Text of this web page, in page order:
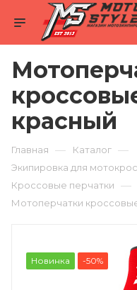
красный
Главная — Каталог —
Экипировка для
Кроссовые перчатки —
Мотоперчатки
Новинка -50%